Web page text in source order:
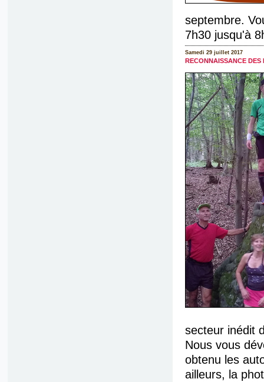
septembre.
7h30 jusqu'à
Samedi 29 juillet 2017
RECONNAISSANCE
secteur inédit
Nous vous
obtenu les
ailleurs, la